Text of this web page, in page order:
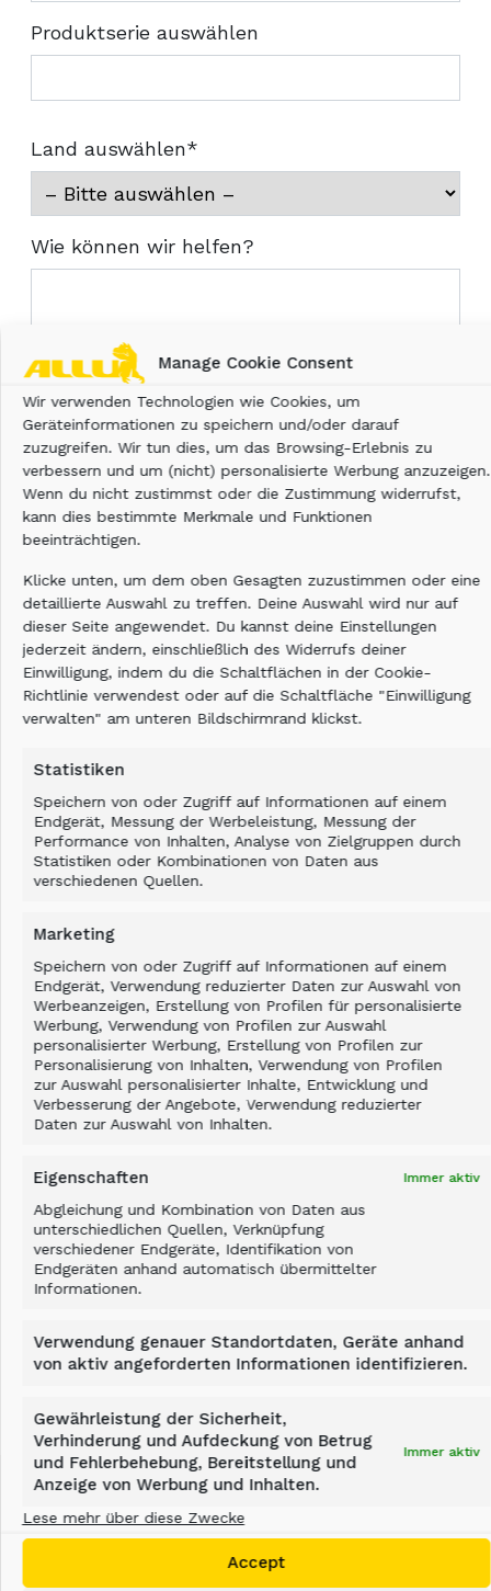
Manage Cookie Consent
Wir verwenden Technologien wie Cookies, um
Geräteinformationen zu speichern und/oder darauf
zuzugreifen. Wir tun dies, um das Browsing-Erlebnis zu
verbessern und um (nicht) personalisierte Werbung anzuzeigen.
Wenn du nicht zustimmst oder die Zustimmung widerrufst,
kann dies bestimmte Merkmale und Funktionen
beeinträchtigen.
Klicke unten, um dem oben Gesagten zuzustimmen oder eine
detaillierte Auswahl zu treffen. Deine Auswahl wird nur auf
dieser Seite angewendet. Du kannst deine Einstellungen
jederzeit ändern, einschließlich des Widerrufs deiner
Einwilligung, indem du die Schaltflächen in der Cookie-
Richtlinie verwendest oder auf die Schaltfläche "Einwilligung
verwalten" am unteren Bildschirmrand klickst.
Statistiken
Speichern von oder Zugriff auf Informationen auf einem
Endgerät, Messung der Werbeleistung, Messung der
Performance von Inhalten, Analyse von Zielgruppen durch
Statistiken oder Kombinationen von Daten aus
verschiedenen Quellen.
Marketing
Speichern von oder Zugriff auf Informationen auf einem
Endgerät, Verwendung reduzierter Daten zur Auswahl von
Werbeanzeigen, Erstellung von Profilen für personalisierte
Werbung, Verwendung von Profilen zur Auswahl
personalisierter Werbung, Erstellung von Profilen zur
Personalisierung von Inhalten, Verwendung von Profilen
zur Auswahl personalisierter Inhalte, Entwicklung und
Verbesserung der Angebote, Verwendung reduzierter
Daten zur Auswahl von Inhalten.
Eigenschaften Immer aktiv
Abgleichung und Kombination von Daten aus
unterschiedlichen Quellen, Verknüpfung
verschiedener Endgeräte, Identifikation von
Endgeräten anhand automatisch übermittelter
Informationen.
Verwendung genauer Standortdaten, Geräte anhand
von aktiv angeforderten Informationen identifizieren.
Gewährleistung der Sicherheit,
Verhinderung und Aufdeckung von Betrug
und Fehlerbehebung, Bereitstellung und
Anzeige von Werbung und Inhalten.
Immer aktiv
Lese mehr über diese Zwecke
Accept
Produktserie auswählen
Land auswählen*
Wie können wir helfen?
Ich habe dieDatenschutzbestimmungen
gelesen und akzeptiert.
INTELLIGENTES REPORTING
Touchscreen-Monitor in der Fahrerkabine
Unterstützt den Bediener
Überwachung von Hydraulik,
Teiletemperatur und Produktivität
Mobiler Datenzugriff für den Service
Betriebszeiterfassung
Überwachung des Gerätezustands
NEUESTE NACHRICHTEN